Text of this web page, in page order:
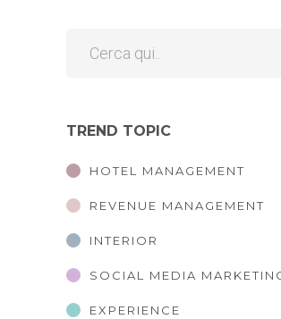
TREND TOPIC
HOTEL MANAGEMENT
REVENUE MANAGEMENT
INTERIOR
SOCIAL MEDIA
EXPERIENCE